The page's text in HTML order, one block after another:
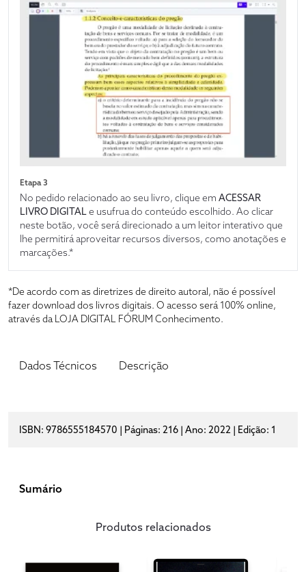
Etapa 3
No pedido relacionado ao seu livro, clique em ACESSAR
LIVRO DIGITALe usufrua do conteúdo escolhido. Ao clicar
neste botão, você será direcionado a um leitor interativo que
lhe permitirá aproveitar recursos diversos, como anotações e
marcações.*
*De acordo com as diretrizes de direito autoral, não é possível
fazer download dos livros digitais. O acesso será 100% online,
através da LOJA DIGITAL FÓRUM Conhecimento.
Dados Técnicos Descrição
ISBN: 9786555184570 | Páginas: 216 | Ano: 2022 | Edição: 1
Sumário
Produtos relacionados